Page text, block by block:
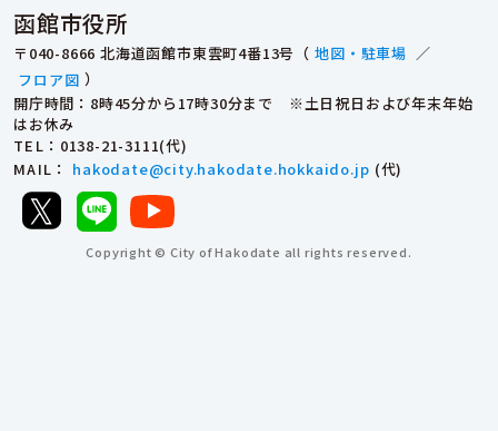
函館市役所
〒040-8666 北海道函館市東雲町4番13号（ 地図・駐車場 ／
フロア図 ）
開庁時間：8時45分から17時30分まで ※土日祝日および年末年始
はお休み
TEL ：0138-21-3111(代)
MAIL ： hakodate@city.hakodate.hokkaido.jp (代)
Copyright © City of Hakodate all rights reserved.